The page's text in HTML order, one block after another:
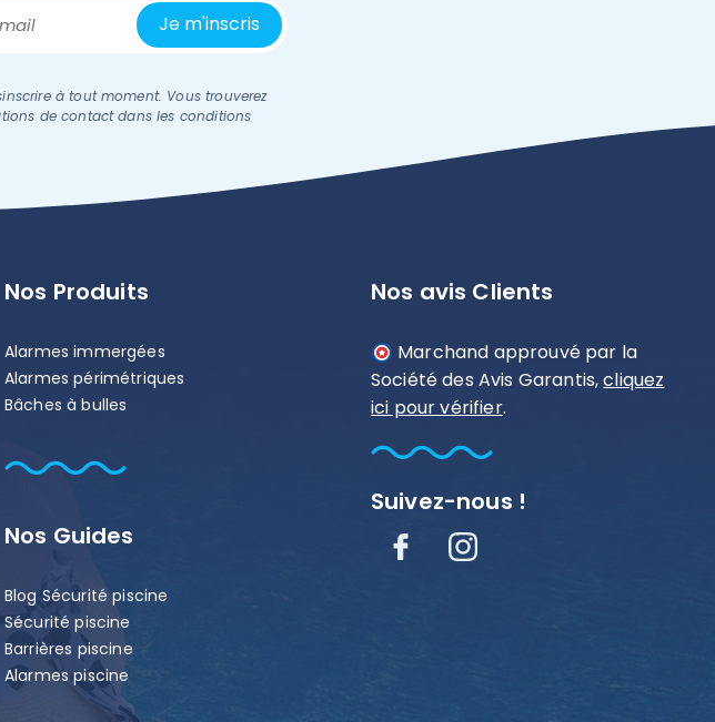
à tout moment. Vous trouverez
de contact dans les conditions
Nos Produits
Alarmes immergées
Alarmes périmétriques
Bâches à bulles
Nos Guides
Blog Sécurité piscine
Sécurité piscine
Barrières piscine
Alarmes piscine
Nos avis Clients
Marchand approuvé par la
Société des Avis Garantis,cliquez
ici pour vérifier.
Suivez-nous !